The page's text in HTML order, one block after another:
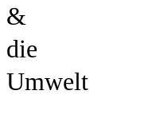
&
die
Umwelt